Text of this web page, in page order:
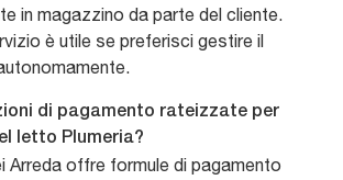
in magazzino da parte del cliente.
è utile se preferisci gestire il
di pagamento rateizzate per
letto Plumeria?
Arreda offre formule di pagamento